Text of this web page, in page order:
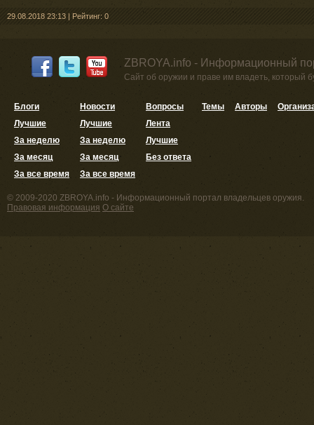
29.08.2018 23:13 | Рейтинг: 0
ZBROYA.info - Информационный
Сайт об оружии и праве им владеть, который
Блоги
Лучшие
За неделю
За месяц
За все время
Новости
Лучшие
За неделю
За месяц
За все время
Вопросы
Лента
Лучшие
Без ответа
Темы Авторы
© 2009-2020 ZBROYA.info - Информационный портал владельцев оружия.
Правовая информация О сайте